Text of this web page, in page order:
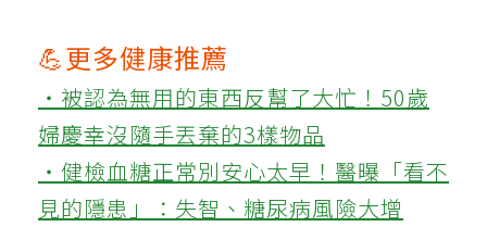
💪更多健康推薦
‧被認為無用的東西反幫了大忙！50歲
婦慶幸沒隨手丟棄的3樣物品
‧健檢血糖正常別安心太早！醫曝「看不
見的隱患」：失智、糖尿病風險大增